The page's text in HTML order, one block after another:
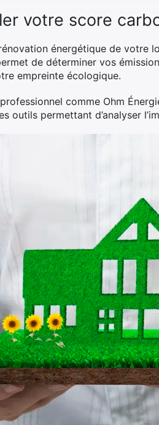
votre score
énergétique de votre
de déterminer vos
empreinte écologique.
comme Ohm
outils permettant d’analyser